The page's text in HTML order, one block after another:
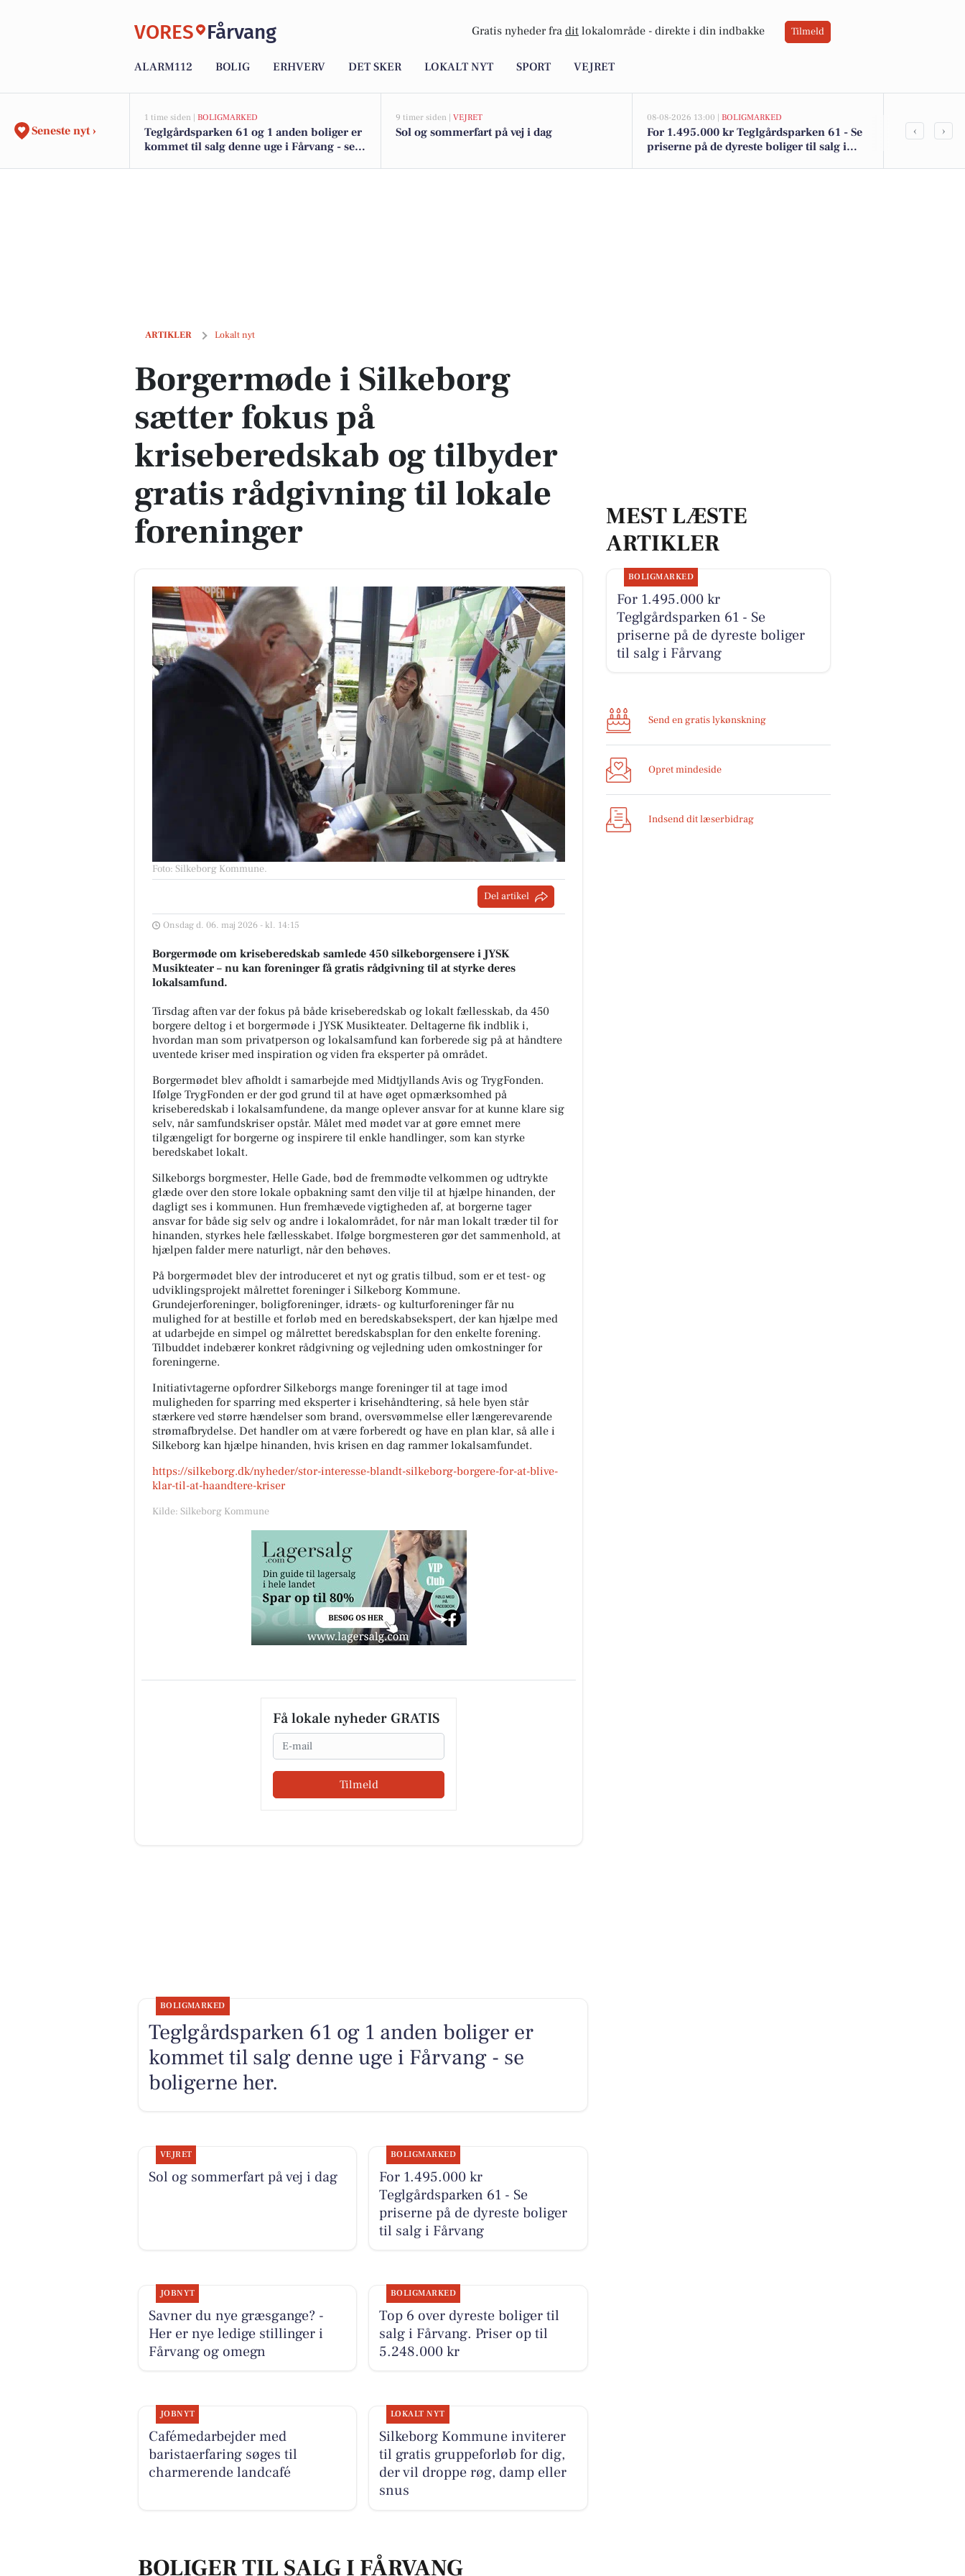
VORES Fårvang Gratis nyheder fra dit lokalområde - direkte i din indbakke Tilmeld
ALARM112 BOLIG ERHVERV DET SKER LOKALT NYT SPORT VEJRET
Seneste nyt ›
1 time siden | BOLIGMARKED
Teglgårdsparken 61 og 1 anden boliger er
kommet til salg denne uge i Fårvang - se
9 timer siden | VEJRET
Sol og sommerfart på vej i dag
08-08-2026 13:00 | BOLIGMARKED
For 1.495.000 kr Teglgårdsparken 61 - Se
priserne på de dyreste boliger til salg i
Savner du
‹ ›
ARTIKLER Lokalt nyt
Borgermøde i Silkeborg sætter fokus på kriseberedskab og tilbyder gratis rådgivning til lokale foreninger
Borgermøde i Silkeborg
sætter fokus på
kriseberedskab og tilbyder
gratis rådgivning til lokale
foreninger
Foto: Silkeborg Kommune.
Del artikel
Onsdag d. 06. maj 2026 - kl. 14:15
Borgermøde om kriseberedskab samlede 450 silkeborgensere i JYSK
Musikteater – nu kan foreninger få gratis rådgivning til at styrke deres
lokalsamfund.
Tirsdag aften var der fokus på både kriseberedskab og lokalt fællesskab, da 450
borgere deltog i et borgermøde i JYSK Musikteater. Deltagerne fik indblik i,
hvordan man som privatperson og lokalsamfund kan forberede sig på at håndtere
uventede kriser med inspiration og viden fra eksperter på området.
Borgermødet blev afholdt i samarbejde med Midtjyllands Avis og TrygFonden.
Ifølge TrygFonden er der god grund til at have øget opmærksomhed på
kriseberedskab i lokalsamfundene, da mange oplever ansvar for at kunne klare sig
selv, når samfundskriser opstår. Målet med mødet var at gøre emnet mere
tilgængeligt for borgerne og inspirere til enkle handlinger, som kan styrke
beredskabet lokalt.
Silkeborgs borgmester, Helle Gade, bød de fremmødte velkommen og udtrykte
glæde over den store lokale opbakning samt den vilje til at hjælpe hinanden, der
dagligt ses i kommunen. Hun fremhævede vigtigheden af, at borgerne tager
ansvar for både sig selv og andre i lokalområdet, for når man lokalt træder til for
hinanden, styrkes hele fællesskabet. Ifølge borgmesteren gør det sammenhold, at
hjælpen falder mere naturligt, når den behøves.
På borgermødet blev der introduceret et nyt og gratis tilbud, som er et test- og
udviklingsprojekt målrettet foreninger i Silkeborg Kommune.
Grundejerforeninger, boligforeninger, idræts- og kulturforeninger får nu
mulighed for at bestille et forløb med en beredskabsekspert, der kan hjælpe med
at udarbejde en simpel og målrettet beredskabsplan for den enkelte forening.
Tilbuddet indebærer konkret rådgivning og vejledning uden omkostninger for
foreningerne.
Initiativtagerne opfordrer Silkeborgs mange foreninger til at tage imod
muligheden for sparring med eksperter i krisehåndtering, så hele byen står
stærkere ved større hændelser som brand, oversvømmelse eller længerevarende
strømafbrydelse. Det handler om at være forberedt og have en plan klar, så alle i
Silkeborg kan hjælpe hinanden, hvis krisen en dag rammer lokalsamfundet.
https://silkeborg.dk/nyheder/stor-interesse-blandt-silkeborg-borgere-for-at-blive-
klar-til-at-haandtere-kriser
Kilde: Silkeborg Kommune
Få lokale nyheder GRATIS
Email
Tilmeld
MEST LÆSTE
ARTIKLER
BOLIGMARKED
For 1.495.000 kr
Teglgårdsparken 61 - Se
priserne på de dyreste boliger
til salg i Fårvang
Send en gratis lykønskning
Opret mindeside
Indsend dit læserbidrag
BOLIGMARKED
Teglgårdsparken 61 og 1 anden boliger er
kommet til salg denne uge i Fårvang - se
boligerne her.
VEJRET
Sol og sommerfart på vej i dag
BOLIGMARKED
For 1.495.000 kr
Teglgårdsparken 61 - Se
priserne på de dyreste boliger
til salg i Fårvang
JOBNYT
Savner du nye græsgange? -
Her er nye ledige stillinger i
Fårvang og omegn
BOLIGMARKED
Top 6 over dyreste boliger til
salg i Fårvang. Priser op til
5.248.000 kr
JOBNYT
Cafémedarbejder med
baristaerfaring søges til
charmerende landcafé
LOKALT NYT
Silkeborg Kommune inviterer
til gratis gruppeforløb for dig,
der vil droppe røg, damp eller
snus
BOLIGER TIL SALG I FÅRVANG